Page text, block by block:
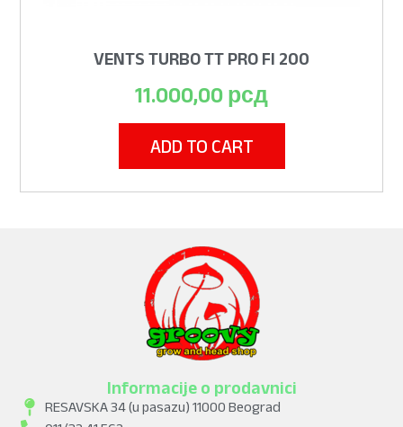
VENTS TURBO TT PRO FI 200
11.000,00 рсд
ADD TO CART
Informacije o prodavnici
RESAVSKA 34 (u pasazu) 11000 Beograd